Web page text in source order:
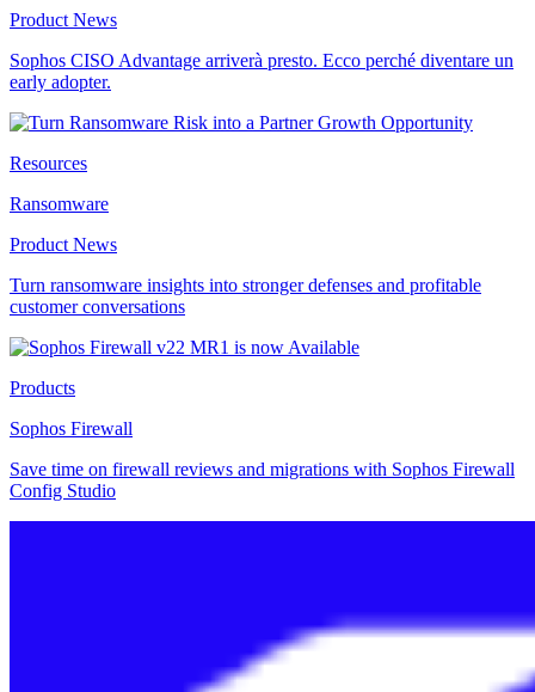
Product News
Sophos CISO Advantage arriverà presto. Ecco perché diventare un
early adopter.
Resources
Ransomware
Product News
Turn ransomware insights into stronger defenses and profitable
customer conversations
Products
Sophos Firewall
Save time on firewall reviews and migrations with Sophos Firewall
Config Studio